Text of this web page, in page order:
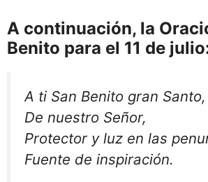
A continuación, la
Benito para el 11 de
A ti San Benito gran Santo,
De nuestro Señor,
Protector y luz en las
Fuente de inspiración.